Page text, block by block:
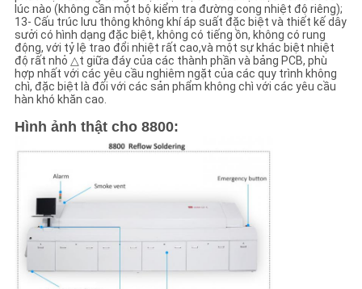
lúc nào (không cần một bộ kiểm tra đường cong nhiệt độ riêng);
13- Cấu trúc lưu thông không khí áp suất đặc biệt và thiết kế dây
sưởi có hình dạng đặc biệt, không có tiếng ồn, không có rung
động, với tỷ lệ trao đổi nhiệt rất cao,và một sự khác biệt nhiệt
độ rất nhỏ △t giữa đáy của các thành phần và bảng PCB, phù
hợp nhất với các yêu cầu nghiêm ngặt của các quy trình không
chì, đặc biệt là đối với các sản phẩm không chì với các yêu cầu
hàn khó khăn cao.
Hình ảnh thật cho 8800: